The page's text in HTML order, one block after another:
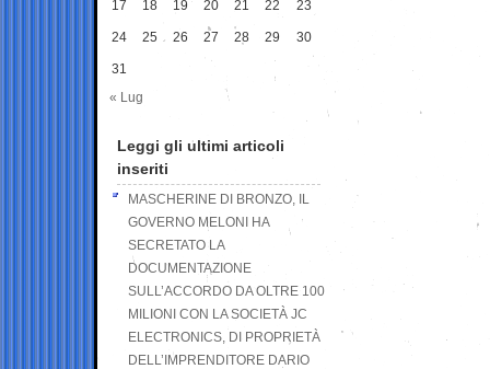
17 18 19 20 21 22 23
24 25 26 27 28 29 30
31
« Lug
Leggi gli ultimi articoli
inseriti
MASCHERINE DI BRONZO, IL
GOVERNO MELONI HA
SECRETATO LA
DOCUMENTAZIONE
SULL’ACCORDO DA OLTRE 100
MILIONI CON LA SOCIETÀ JC
ELECTRONICS, DI PROPRIETÀ
DELL’IMPRENDITORE DARIO